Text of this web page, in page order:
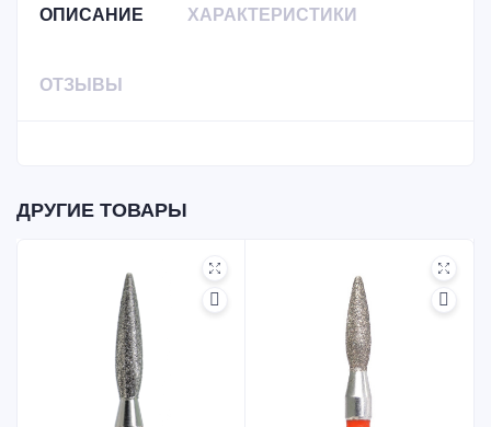
ОПИСАНИЕ ХАРАКТЕРИСТИКИ
ОТЗЫВЫ
ДРУГИЕ ТОВАРЫ